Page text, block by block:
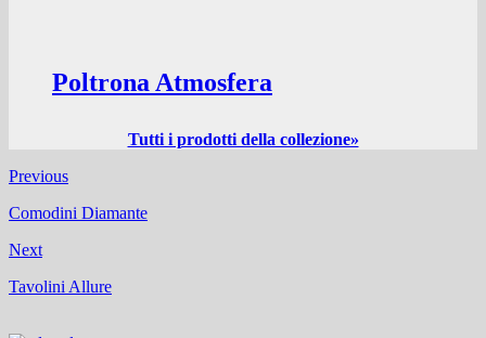
Poltrona Atmosfera
Tutti i prodotti della collezione»
Previous
Comodini Diamante
Next
Tavolini Allure